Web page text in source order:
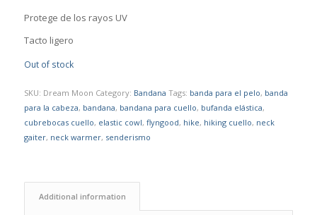
Protege de los rayos UV
Tacto ligero
Out of stock
SKU: Dream Moon Category: Bandana Tags: banda para el pelo, banda
para la cabeza, bandana, bandana para cuello, bufanda elástica,
cubrebocas cuello, elastic cowl, flyngood, hike, hiking cuello, neck
gaiter, neck warmer, senderismo
Additional information